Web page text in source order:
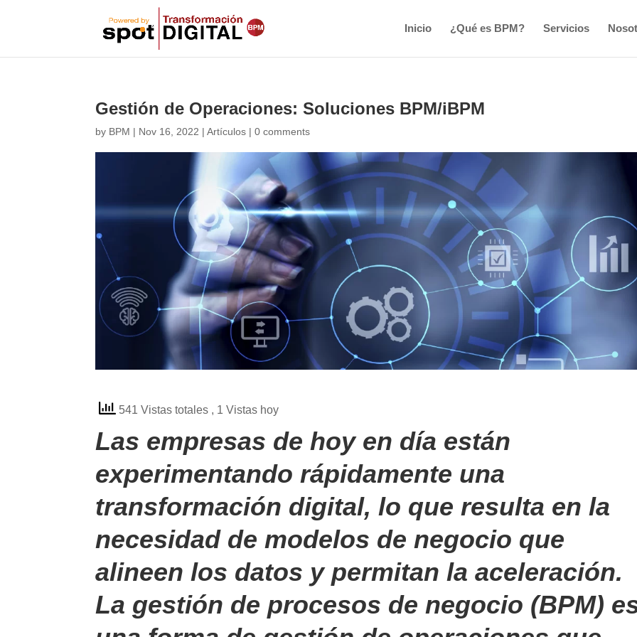
Inicio ¿Qué es BPM? Servicios
Gestión de Operaciones: Soluciones BPM/iBPM
by BPM | Nov 16, 2022 |Artículos |0 comments
541 Vistas totales , 1 Vistas hoy
Las empresas de hoy en día están
experimentando rápidamente una
transformación digital, lo que resulta en la
necesidad de modelos de negocio que
alineen los datos y permitan la aceleración.
La gestión de procesos de negocio (BPM)